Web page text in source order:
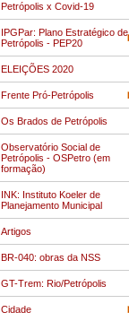
Petrópolis x Covid-19
IPGPar: Plano Estratégico de
Petrópolis - PEP20
ELEIÇÕES 2020
Frente Pró-Petrópolis
Os Brados de Petrópolis
Observatório Social de
Petrópolis - OSPetro (em
formação)
INK: Instituto Koeler de
Planejamento Municipal
Artigos
BR-040: obras da NSS
GT-Trem: Rio/Petrópolis
Cidade